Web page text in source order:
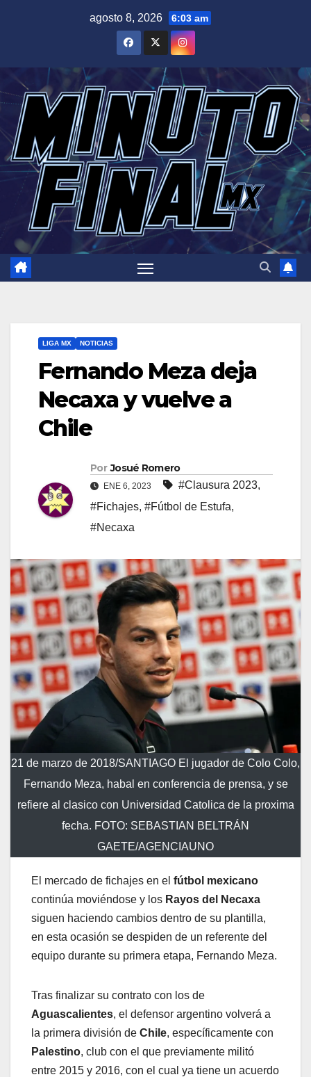
agosto 8, 2026 6:03 am
LIGA MX NOTICIAS
Fernando Meza deja
Necaxa y vuelve a
Chile
Por Josué Romero
ENE 6, 2023 #Clausura 2023,
#Fichajes, #Fútbol de Estufa,
#Necaxa
21 de marzo de 2018/SANTIAGO El jugador de Colo Colo,
Fernando Meza, habal en conferencia de prensa, y se
refiere al clasico con Universidad Catolica de la proxima
fecha. FOTO: SEBASTIAN BELTRÁN
GAETE/AGENCIAUNO
El mercado de fichajes en el fútbol mexicano
continúa moviéndose y los Rayos del Necaxa
siguen haciendo cambios dentro de su plantilla,
en esta ocasión se despiden de un referente del
equipo durante su primera etapa, Fernando Meza.
Tras finalizar su contrato con los de
Aguascalientes, el defensor argentino volverá a
la primera división de Chile, específicamente con
Palestino, club con el que previamente militó
entre 2015 y 2016, con el cual ya tiene un acuerdo